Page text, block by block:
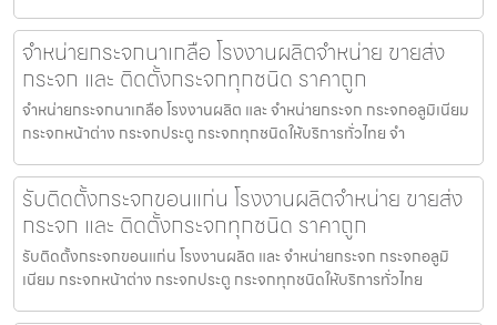
จำหน่ายกระจกนาเกลือ โรงงานผลิตจำหน่าย ขายส่ง
กระจก และ ติดตั้งกระจกทุกชนิด ราคาถูก
จำหน่ายกระจกนาเกลือ โรงงานผลิต และ จำหน่ายกระจก กระจกอลูมิเนียม
กระจกหน้าต่าง กระจกประตู กระจกทุกชนิดให้บริการทั่วไทย จำ
รับติดตั้งกระจกขอนแก่น โรงงานผลิตจำหน่าย ขายส่ง
กระจก และ ติดตั้งกระจกทุกชนิด ราคาถูก
รับติดตั้งกระจกขอนแก่น โรงงานผลิต และ จำหน่ายกระจก กระจกอลูมิ
เนียม กระจกหน้าต่าง กระจกประตู กระจกทุกชนิดให้บริการทั่วไทย